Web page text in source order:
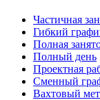
Частичная
Гибкий
Полная
Полный день
Проектная
Сменный
Вахтовый